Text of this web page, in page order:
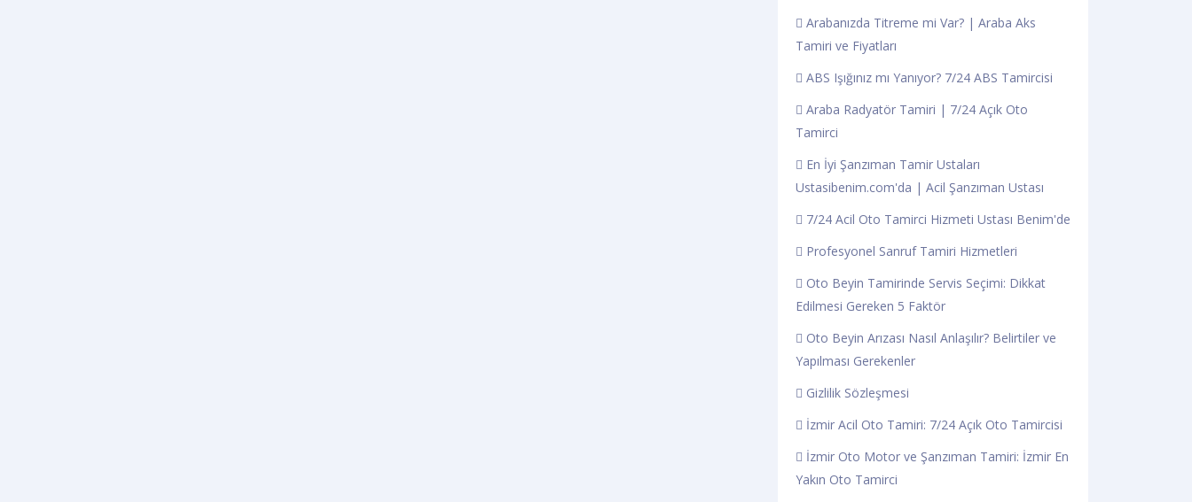
Arabanızda Titreme mi Var? | Araba Aks
Tamiri ve Fiyatları
ABS Işığınız mı Yanıyor? 7/24 ABS Tamircisi
Araba Radyatör Tamiri | 7/24 Açık Oto
Tamirci
En İyi Şanzıman Tamir Ustaları
Ustasibenim.com'da | Acil Şanzıman Ustası
7/24 Acil Oto Tamirci Hizmeti Ustası Benim'de
Profesyonel Sanruf Tamiri Hizmetleri
Oto Beyin Tamirinde Servis Seçimi: Dikkat
Edilmesi Gereken 5 Faktör
Oto Beyin Arızası Nasıl Anlaşılır? Belirtiler ve
Yapılması Gerekenler
Gizlilik Sözleşmesi
İzmir Acil Oto Tamiri: 7/24 Açık Oto Tamircisi
İzmir Oto Motor ve Şanzıman Tamiri: İzmir En
Yakın Oto Tamirci